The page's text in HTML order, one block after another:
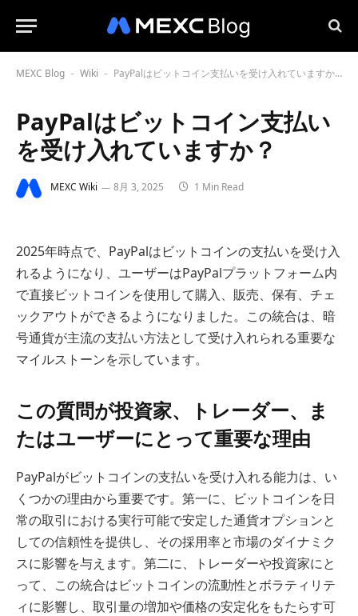
MEXC Blog - Wiki - PayPalはビットコイン支払いを受け入れていますか？
PayPalはビットコイン支払い
を受け入れていますか？
MEXC Wiki 8月 3, 2025 1 Min Read
2025年時点で、PayPalはビットコインの支払いを受け入
れるようになり、ユーザーはPayPalプラットフォーム内
で直接ビットコインを使用して購入、販売、保有、チェ
ックアウトができるようになりました。この統合は、暗
号通貨が主流の支払い方法として受け入れられる重要な
マイルストーンを示しています。
この質問が投資家、トレーダー、ま
たはユーザーにとって重要な理由
PayPalがビットコインの支払いを受け入れる能力は、い
くつかの理由から重要です。第一に、ビットコインを日
常の取引における実行可能で安定した通貨オプションと
しての信頼性を提供し、その採用率と市場のダイナミク
スに影響を与えます。第二に、トレーダーや投資家にと
って、この統合はビットコインの流動性とボラティリテ
ィに影響し、取引量の増加や価格の安定化をもたらす可